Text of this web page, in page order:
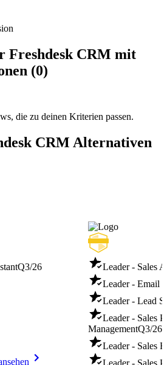
Individuelle
Freshdesk CRM mit
(0)
die zu deinen Kriterien passen.
CRM Alternativen
Q3/26
Leader - Sales
Leader - Email
Leader - Lead
Leader - Sales
ManagementQ3/26
Leader - Sales
Leader - Sales